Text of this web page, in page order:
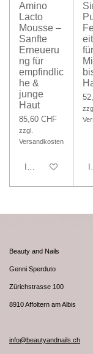
Amino
Lacto
Mousse –
Sanfte
Erneueru
ng für
empfindlic
he &
junge
Haut
85,60 CHF
zzgl.
Versandkosten
In den Warenkorb
für
zzgl.
Beauty and Nails
Genni Sperduto
Zürichstrasse 100
8910 Affoltern am Albis
info@beautyandnails.ch